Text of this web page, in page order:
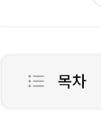
목차